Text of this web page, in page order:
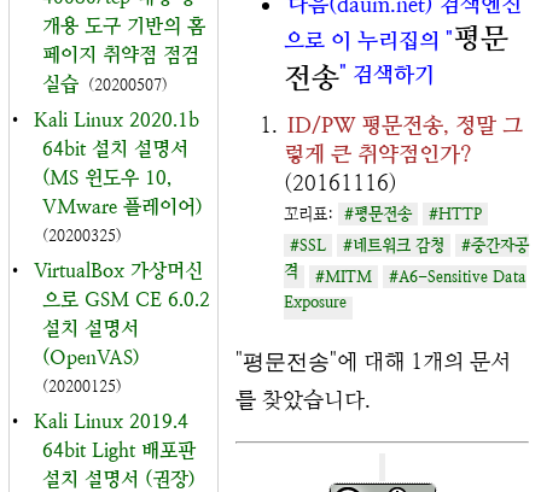
개용 도구 기반의 홈
페이지 취약점 점검
실습 (20200507)
•
Kali Linux 2020.1b
64bit 설치 설명서
(MS 윈도우 10,
VMware 플레이어)
(20200325)
•
VirtualBox 가상머신
으로 GSM CE 6.0.2
설치 설명서
(OpenVAS)
(20200125)
•
Kali Linux 2019.4
64bit Light 배포판
설치 설명서 (권장)
으로 이 누리집의 "평문
전송" 검색하기
ID/PW 평문전송, 정말 그
렇게 큰 취약점인가?
(20161116)
꼬리표: #평문전송
#HTTP
#SSL
#네트워크 감청 #중간자공
격 #MITM #A6-Sensitive Data
Exposure
"평문전송"에 대해 1개의 문서
를 찾았습니다.